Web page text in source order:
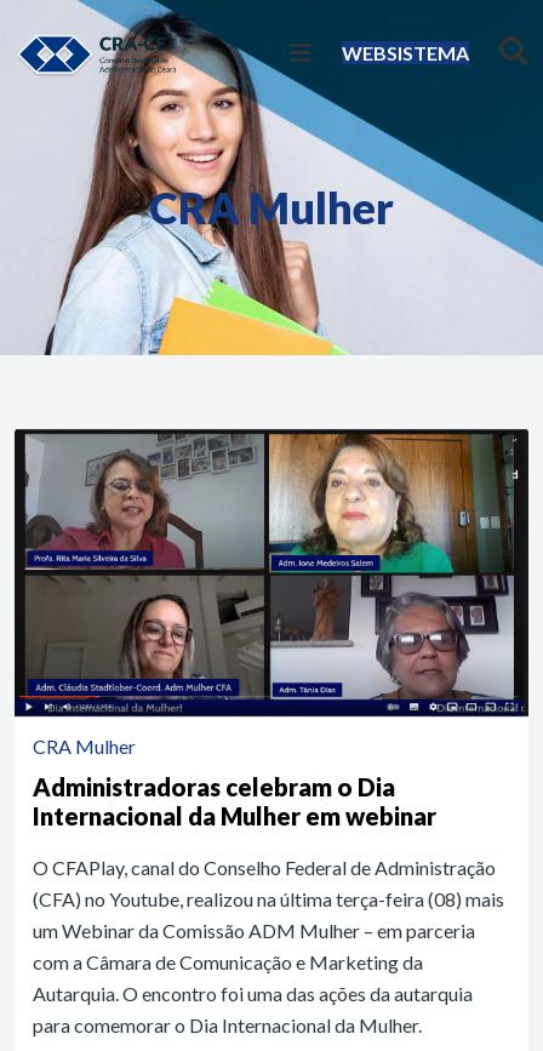
WEBSISTEMA
CRA Mulher
CRA Mulher
Administradoras celebram o Dia
Internacional da Mulher em webinar
O CFAPlay, canal do Conselho Federal de Administração
(CFA) no Youtube, realizou na última terça-feira (08) mais
um Webinar da Comissão ADM Mulher – em parceria
com a Câmara de Comunicação e Marketing da
Autarquia. O encontro foi uma das ações da autarquia
para comemorar o Dia Internacional da Mulher.